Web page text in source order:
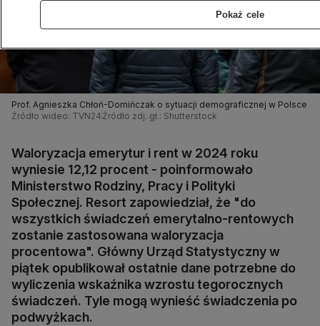
Prof. Agnieszka Chłoń-Domińczak o sytuacji demograficznej w Polsce
Źródło wideo: TVN24 Źródło zdj. gł.: Shutterstock
Waloryzacja emerytur i rent w 2024 roku
wyniesie 12,12 procent - poinformowało
Ministerstwo Rodziny, Pracy i Polityki
Społecznej. Resort zapowiedział, że "do
wszystkich świadczeń emerytalno-rentowych
zostanie zastosowana waloryzacja
procentowa". Główny Urząd Statystyczny w
piątek opublikował ostatnie dane potrzebne do
wyliczenia wskaźnika wzrostu tegorocznych
świadczeń. Tyle mogą wynieść świadczenia po
podwyżkach.
Pokaż cele